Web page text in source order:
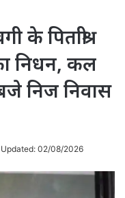
के पिताश्री
निधन, कल
निज निवास
Updated: 02/08/2026